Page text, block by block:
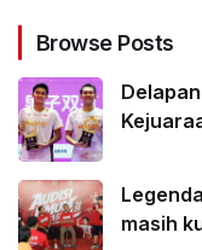
Browse Posts
masih